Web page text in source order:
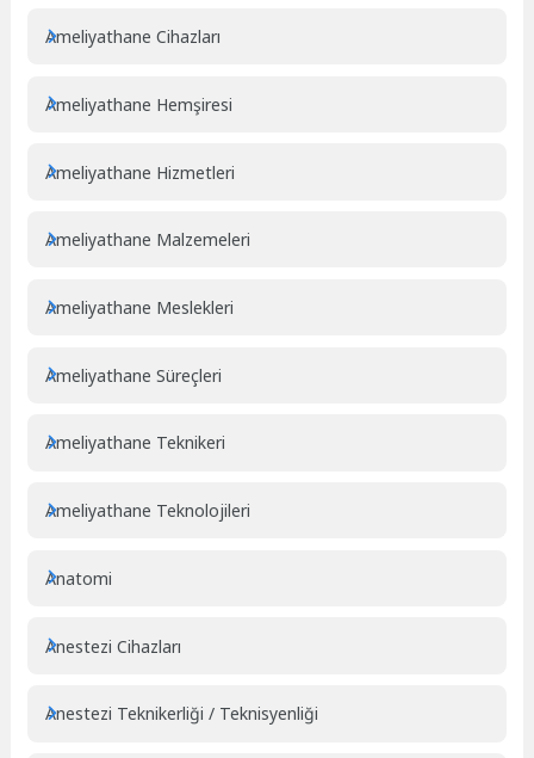
Ameliyathane Cihazları
Ameliyathane Hemşiresi
Ameliyathane Hizmetleri
Ameliyathane Malzemeleri
Ameliyathane Meslekleri
Ameliyathane Süreçleri
Ameliyathane Teknikeri
Ameliyathane Teknolojileri
Anatomi
Anestezi Cihazları
Anestezi Teknikerliği / Teknisyenliği